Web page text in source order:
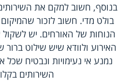
בנוסף, חשוב למקם את
בולט מדי. חשוב לזכור
הנוחות של האורחים. יש
האירוע ולוודא שיש שילוט ברור
נמנע אי נעימויות ונבטיח שכל
השירותים